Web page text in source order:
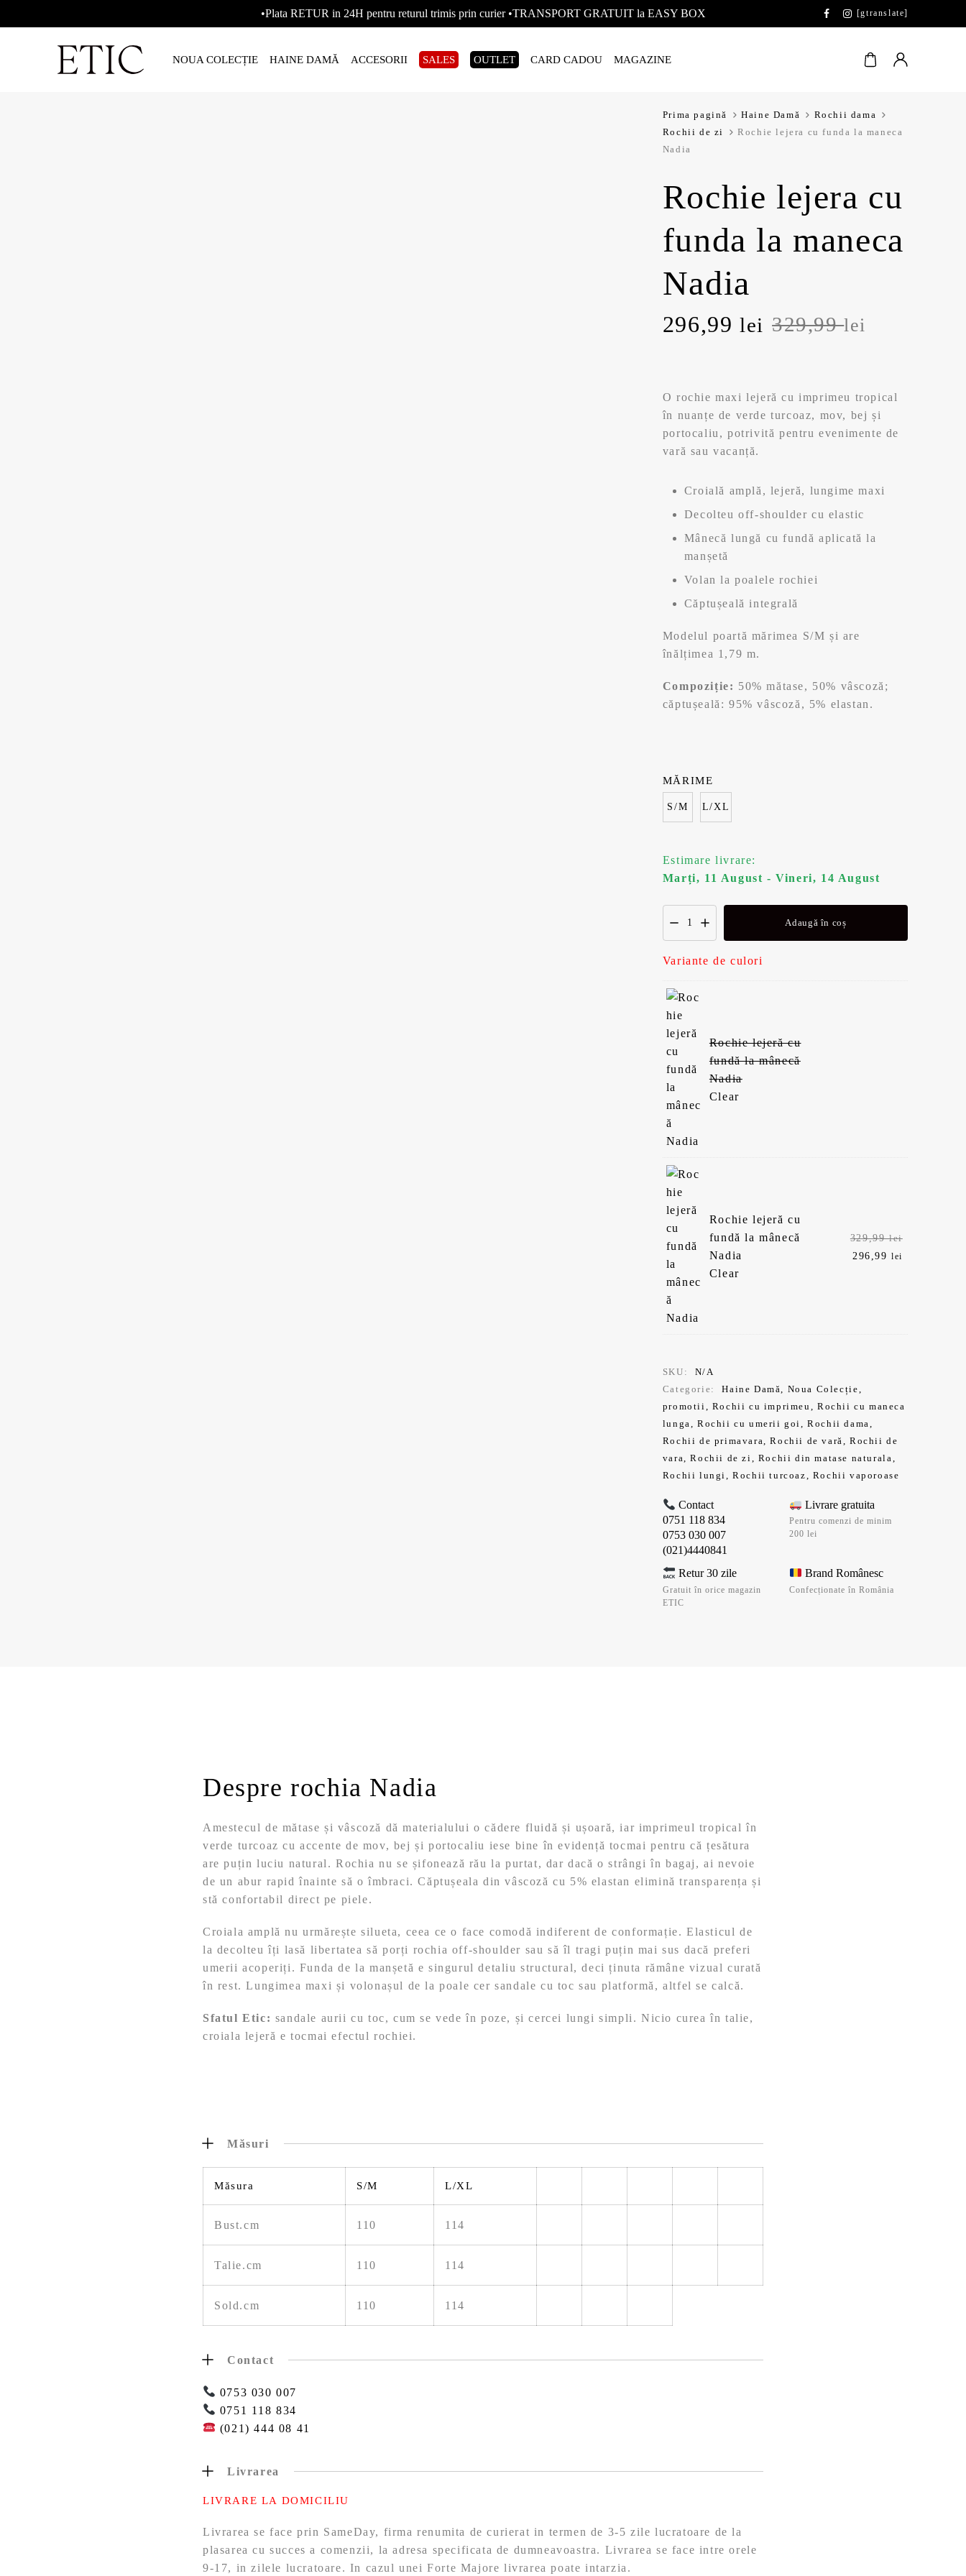
•Plata RETUR in 24H pentru returul trimis prin curier •TRANSPORT GRATUIT la EASY BOX [gtranslate]
NOUA COLECȚIE HAINE DAMĂ ACCESORII SALES OUTLET CARD CADOU MAGAZINE
Prima pagină Haine Damă
Rochii dama
Rochii de zi
Rochie lejera cu funda la maneca
Nadia
Rochie lejera cu
funda la maneca
Nadia
329,99lei
Prețul
a
fost:
329,99 lei.
296,99lei
Prețul
este:
296,99 lei.
O rochie maxi lejeră cu imprimeu tropical
în nuanțe de verde turcoaz, mov, bej și
portocaliu, potrivită pentru evenimente de
vară sau vacanță.
Croială amplă, lejeră, lungime maxi
Decolteu off-shoulder cu elastic
Mânecă lungă cu fundă aplicată la
manșetă
Volan la poalele rochiei
Căptușeală integrală
Modelul poartă mărimea S/M și are
înălțimea 1,79 m.
Compoziție: 50% mătase, 50% vâscoză;
căptușeală: 95% vâscoză, 5% elastan.
S/M L/XL
MĂRIME
Estimare livrare:
Marți, 11 August - Vineri, 14 August
Adaugă în coș
Variante de culori
Rochie lejeră cu
fundă la mânecă
Nadia
Clear
Rochie lejeră cu
fundă la mânecă
Nadia
Clear
329,99lei
296,99lei
SKU:
N/A
Categorie:
Haine Damă, Noua Colecție,
promotii, Rochii cu imprimeu, Rochii cu maneca
lunga,Rochii cu umerii goi,Rochii dama,
Rochii de primavara,Rochii de vară,Rochii de
vara,Rochii de zi, Rochii din matase naturala,
Rochii lungi,Rochii turcoaz, Rochii vaporoase
Contact
0751 118 834
0753 030 007
(021)4440841
Livrare gratuita
Pentru comenzi de minim
200 lei
Retur 30 zile
Gratuit în orice magazin
ETIC
Brand Românesc
Confecționate în România
Despre rochia Nadia
Amestecul de mătase și vâscoză dă materialului o cădere fluidă și ușoară, iar imprimeul tropical în
verde turcoaz cu accente de mov, bej și portocaliu iese bine în evidență tocmai pentru că țesătura
are puțin luciu natural. Rochia nu se șifonează rău la purtat, dar dacă o strângi în bagaj, ai nevoie
de un abur rapid înainte să o îmbraci. Căptușeala din vâscoză cu 5% elastan elimină transparența și
stă confortabil direct pe piele.
Croiala amplă nu urmărește silueta, ceea ce o face comodă indiferent de conformație. Elasticul de
la decolteu îți lasă libertatea să porți rochia off-shoulder sau să îl tragi puțin mai sus dacă preferi
umerii acoperiți. Funda de la manșetă e singurul detaliu structural, deci ținuta rămâne vizual curată
în rest. Lungimea maxi și volonașul de la poale cer sandale cu toc sau platformă, altfel se calcă.
Sfatul Etic: sandale aurii cu toc, cum se vede în poze, și cercei lungi simpli. Nicio curea în talie,
croiala lejeră e tocmai efectul rochiei.
Măsuri
Măsura S/M L/XL
Bust.cm 110 114
Talie.cm 110 114
Sold.cm 110 114
Contact
0753 030 007
0751 118 834
(021) 444 08 41
Livrarea
LIVRARE LA DOMICILIU
Livrarea se face prin SameDay, firma renumita de curierat in termen de 3-5 zile lucratoare de la
plasarea cu succes a comenzii, la adresa specificata de dumneavoastra. Livrarea se face intre orele
9-17, in zilele lucratoare. In cazul unei Forte Majore livrarea poate intarzia.